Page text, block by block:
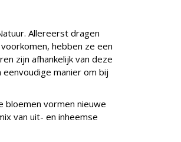
Allereerst dragen
hebben ze een
zijn afhankelijk van deze
manier om bij
bloemen vormen nieuwe
van uit- en inheemse